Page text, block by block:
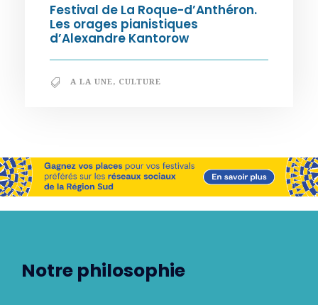
Festival de La Roque-d’Anthéron.
Les orages pianistiques
d’Alexandre Kantorow
A LA UNE, CULTURE
Notre philosophie